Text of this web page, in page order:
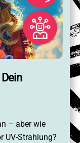
– aber wie
UV-Strahlung?